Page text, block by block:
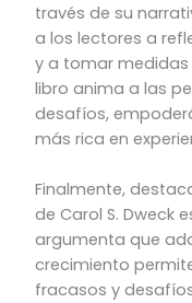
través de su
a los lectores a
y a tomar medidas
libro anima a las
desafíos,
más rica en
Finalmente,
de Carol S. Dweck
argumenta que
crecimiento
fracasos y